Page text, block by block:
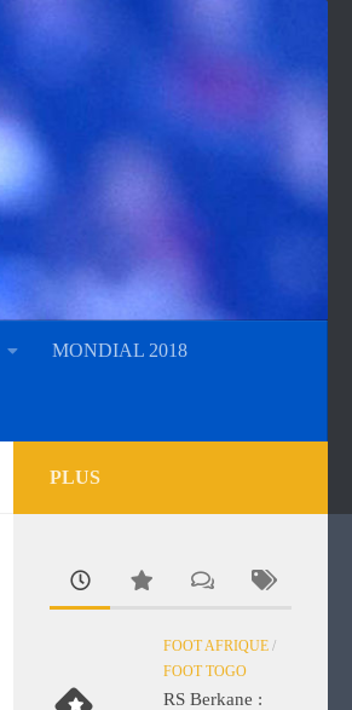
MONDIAL 2018
PLUS
FOOT AFRIQUE /
FOOT TOGO
RS Berkane :